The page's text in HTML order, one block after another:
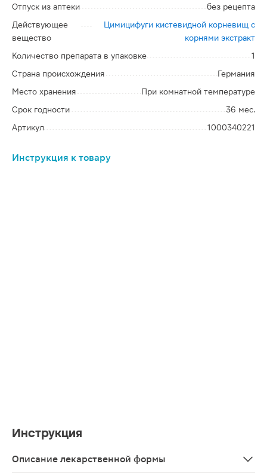
Отпуск из аптеки
без рецепта
Действующее
вещество
Цимицифуги кистевидной корневищ с
корнями экстракт
Количество препарата в упаковке
1
Страна происхождения
Германия
Место хранения
При комнатной температуре
Срок годности
36 мес.
Артикул
1000340221
Инструкция к товару
Инструкция
Описание лекарственной формы